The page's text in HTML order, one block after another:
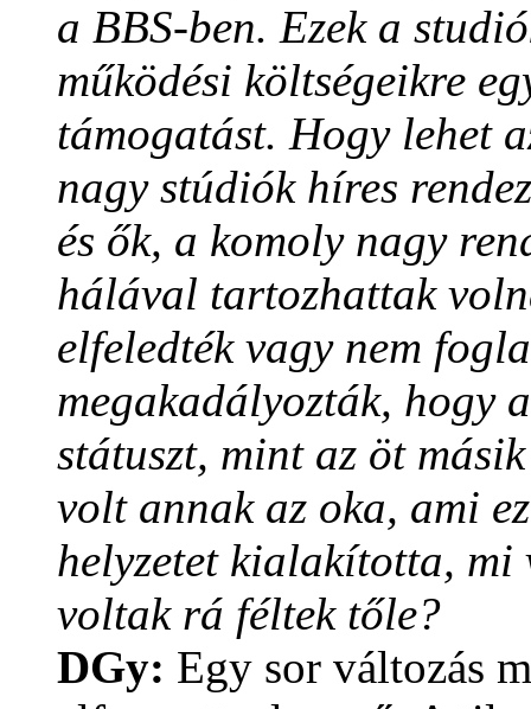
a BBS-ben. Ezek a
működési költségeikre
támogatást. Hogy lehet
nagy stúdiók híres
és ők, a komoly nagy
hálával tartozhattak
elfeledték vagy nem
megakadályozták, hogy
státuszt, mint az öt
volt annak az oka, ami
helyzetet kialakította,
voltak rá féltek tőle?
DGy: Egy sor változás